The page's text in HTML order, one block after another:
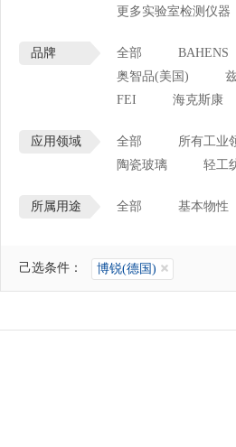
更多实验室检测仪器
品牌 全部 BAHENS
奥智品(美国)
FEI
海克斯康
应用领域 全部 所有工业
陶瓷玻璃
轻工
所属用途 全部 基本物性
己选条件： 博锐(德国)